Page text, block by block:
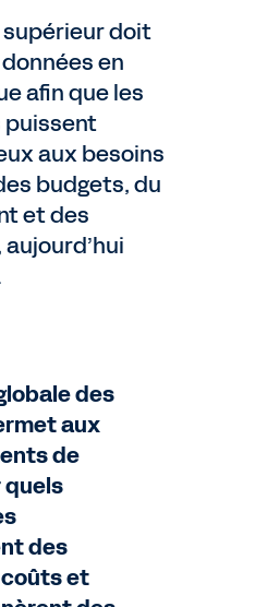
supérieur doit
en
afin que les
aux besoins
budgets, du
et des
des
aux
de
des
et